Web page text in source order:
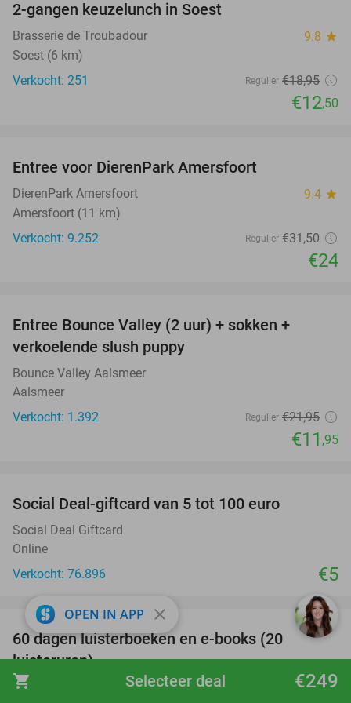
shopping_cart €249
Selecteer deal
2-gangen keuzelunch in Soest
Brasserie de Troubadour 9.8 star
Soest (6 km)
Verkocht: 251
Regulier €18,95
€12,50
Entree voor DierenPark Amersfoort
DierenPark Amersfoort 9.4 star
Amersfoort (11 km)
Verkocht: 9.252
Regulier €31,50
€24
Entree Bounce Valley (2 uur) + sokken +
verkoelende slush puppy
Bounce Valley Aalsmeer
Aalsmeer
Verkocht: 1.392
Regulier €21,95
€11 ,95
Social Deal-giftcard van 5 tot 100 euro
Social Deal Giftcard
Online
Verkocht: 76.896
€5
100%
favorite_border
60 dagen luisterboeken en e-books (20
luisteruren)
Nextory
OPEN IN APP close